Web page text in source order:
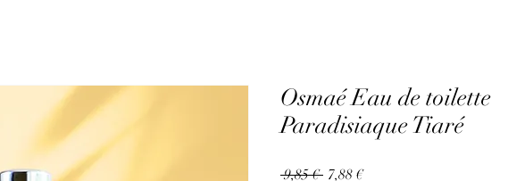
Osmaé Eau de toilette
Paradisiaque Tiaré
9,85 € Prix
7,88 €Prix